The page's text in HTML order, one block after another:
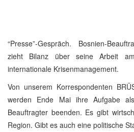
“Presse”-Gespräch. Bosnien-
zieht Bilanz über seine Arbeit
internationale Krisenmanagement.
Von unserem Korrespondenten
werden Ende Mai ihre Aufgabe
Beauftragter beenden. Es gibt
Region. Gibt es auch eine politische